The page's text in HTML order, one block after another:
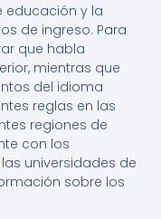
educación y la
de ingreso. Para
que habla
mientras que
del idioma
reglas en las
regiones de
con los
universidades de
sobre los